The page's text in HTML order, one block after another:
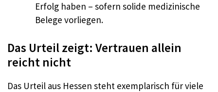
Erfolg haben – sofern solide medizinische
Belege vorliegen.
Das Urteil zeigt: Vertrauen allein
reicht nicht
Das Urteil aus Hessen steht exemplarisch für viele